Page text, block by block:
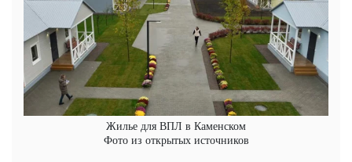
Жилье для ВПЛ в Каменском
Фото из открытых источников